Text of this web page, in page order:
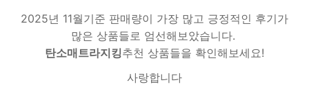
2025년 11월기준 판매량이 가장 많고 긍정적인 후기가
많은 상품들로 엄선해보았습니다.
탄소매트라지킹추천 상품들을 확인해보세요!
사랑합니다